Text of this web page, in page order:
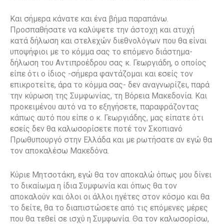
Και σήμερα κάνατε και ένα βήμα παραπάνω.
Προσπαθήσατε να καλύψετε την άστοχη και ατυχή
κατά δήλωση και στελεχών διεθνολόγων που θα είναι
υποψήφιοι με το κόμμα σας το επόμενο διάστημα-
δήλωση του Αντιπροέδρου σας κ. Γεωργιάδη, ο οποίος
είπε ότι ο ίδιος -σήμερα φαντάζομαι και εσείς τον
επικροτείτε, άρα το κόμμα σας- δεν αναγνωρίζει, παρά
την κύρωση της Συμφωνίας, τη Βόρεια Μακεδονία. Και
προκειμένου αυτό να το εξηγήσετε, παραφράζοντας
κάπως αυτό που είπε ο κ. Γεωργιάδης, μας είπατε ότι
εσείς δεν θα καλωσορίσετε ποτέ τον Σκοπιανό
Πρωθυπουργό στην Ελλάδα και με ρωτήσατε αν εγώ θα
τον αποκαλέσω Μακεδόνα.
Κύριε Μητσοτάκη, εγώ θα τον αποκαλώ όπως μου δίνει
το δικαίωμα η ίδια Συμφωνία και όπως θα τον
αποκαλούν και όλοι οι άλλοι ηγέτες στον κόσμο και θα
το δείτε, θα το διαπιστώσετε από τις επόμενες μέρες
που θα τεθεί σε ισχύ η Συμφωνία. Θα τον καλωσορίσω,